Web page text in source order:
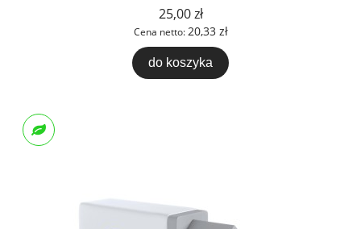
25,00 zł
Cena netto:20,33 zł
do koszyka